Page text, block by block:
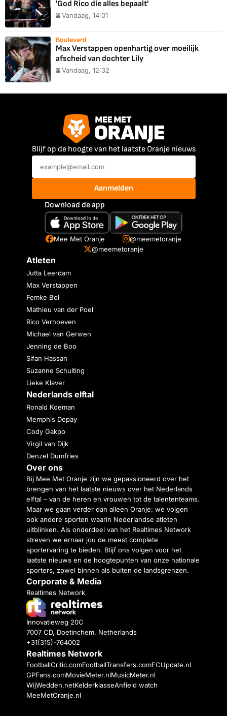
'God Rico die alles bepaalt'
Vandaag, 14:01
Boulevard
Max Verstappen openhartig over moeilijk
afscheid van dochter Lily
Vandaag, 12:32
Blijf op de hoogte van het laatste Oranje nieuws
Aanmelden
Download de app
Mee Met Oranje
@meemetoranje
@meemetoranje
Atleten
Jutta Leerdam
Max Verstappen
Femke Bol
Mathieu van der Poel
Rico Verhoeven
Michael van Gerwen
Jenning de Boo
Sifan Hassan
Suzanne Schulting
Lieke Klaver
Nederlands elftal
Ronald Koeman
Memphis Depay
Cody Gakpo
Virgil van Dijk
Denzel Dumfries
Over ons
Bij Mee Met Oranje zijn we gepassioneerd over het
brengen van het laatste nieuws over het Nederlands
elftal – van de heren en vrouwen tot de talententeams.
Maar we gaan verder dan alleen Oranje: we volgen
ook andere sporten waarin Nederlandse atleten
uitblinken. Als onderdeel van het Realtimes Network
streven we ernaar jou de meest complete
sportervaring te bieden. Blijf ons volgen voor het
laatste nieuws en de hoogtepunten van onze nationale
sporters, zowel binnen als buiten de landsgrenzen.
Corporate & Media
Realtimes Network
Innovatieweg 20C
7007 CD, Doetinchem, Netherlands
+31(315)-764002
Realtimes Network
FootballCritic.comFootballTransfers.comFCUpdate.nl
GPFans.comMovieMeter.nlMusicMeter.nl
WijWedden.netKelderklasseAnfield watch
MeeMetOranje.nl